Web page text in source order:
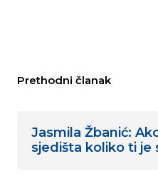
Prethodni članak
Jasmila Žbanić:
sjedišta koliko ti je